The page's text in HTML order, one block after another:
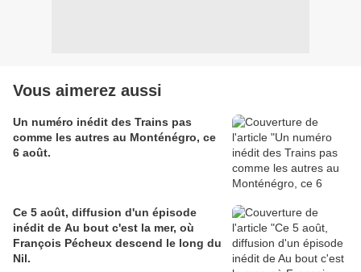
Vous aimerez aussi
Un numéro inédit des Trains pas
comme les autres au Monténégro, ce
6 août.
Ce 5 août, diffusion d'un épisode
inédit de Au bout c'est la mer, où
François Pécheux descend le long du
Nil.